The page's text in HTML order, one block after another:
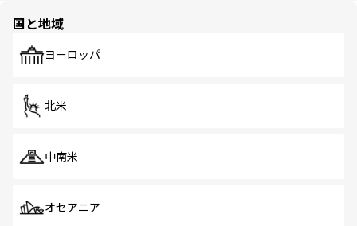
で、ホーカーズは地元の風情を楽しめる外せないスポット
国と地域
ヨーロッパ
北米
中南米
オセアニア